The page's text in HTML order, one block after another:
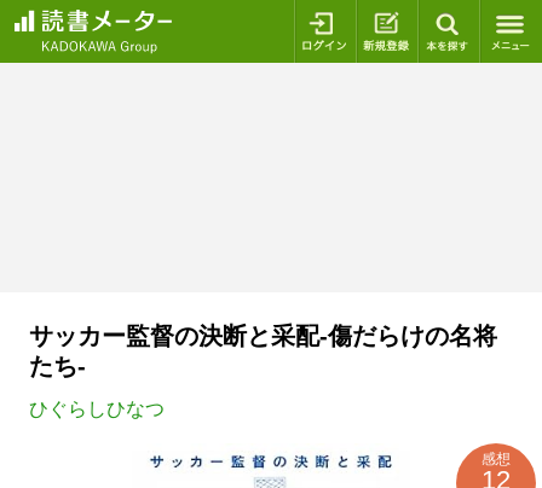
ログイン 新規登録
サッカー監督の決断と采配-傷だらけの名将
たち-
ひぐらしひなつ
感想
12